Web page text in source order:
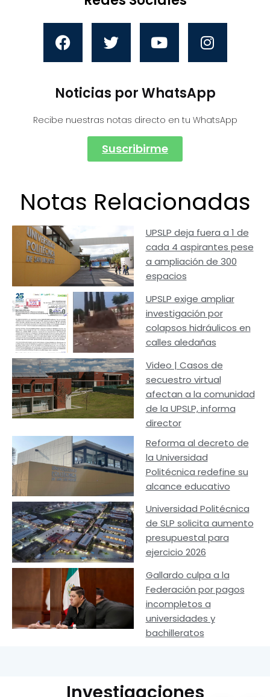
Noticias por WhatsApp
Recibe nuestras notas directo en tu WhatsApp
Suscribirme
Notas Relacionadas
UPSLP deja fuera a 1 de
cada 4 aspirantes pese
a ampliación de 300
espacios
UPSLP exige ampliar
investigación por
colapsos hidráulicos en
calles aledañas
Video | Casos de
secuestro virtual
afectan a la comunidad
de la UPSLP, informa
director
Reforma al decreto de
la Universidad
Politécnica redefine su
alcance educativo
Universidad Politécnica
de SLP solicita aumento
presupuestal para
ejercicio 2026
Gallardo culpa a la
Federación por pagos
incompletos a
universidades y
bachilleratos